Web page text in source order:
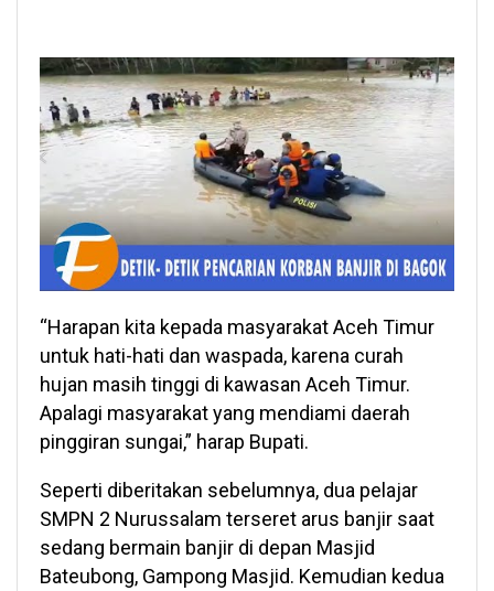
“Harapan kita kepada masyarakat Aceh Timur
untuk hati-hati dan waspada, karena curah
hujan masih tinggi di kawasan Aceh Timur.
Apalagi masyarakat yang mendiami daerah
pinggiran sungai,” harap Bupati.
Seperti diberitakan sebelumnya, dua pelajar
SMPN 2 Nurussalam terseret arus banjir saat
sedang bermain banjir di depan Masjid
Bateubong, Gampong Masjid. Kemudian kedua